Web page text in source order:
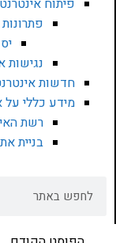
נגישות
חדשות
מידע כללי על
רשת
בניית